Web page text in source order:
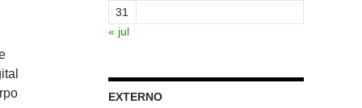
31
« jul
EXTERNO